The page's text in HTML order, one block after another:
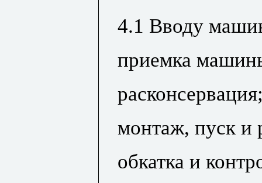
4.1 Вводу
приемка
монтаж, пуск и
обкатка и